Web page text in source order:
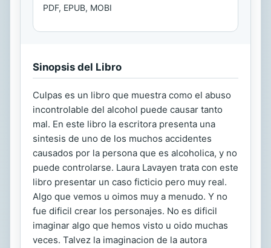
PDF, EPUB, MOBI
Sinopsis del Libro
Culpas es un libro que muestra como el abuso
incontrolable del alcohol puede causar tanto
mal. En este libro la escritora presenta una
sintesis de uno de los muchos accidentes
causados por la persona que es alcoholica, y no
puede controlarse. Laura Lavayen trata con este
libro presentar un caso ficticio pero muy real.
Algo que vemos u oimos muy a menudo. Y no
fue dificil crear los personajes. No es dificil
imaginar algo que hemos visto u oido muchas
veces. Talvez la imaginacion de la autora